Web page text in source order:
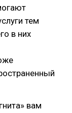
тем
в них
вам